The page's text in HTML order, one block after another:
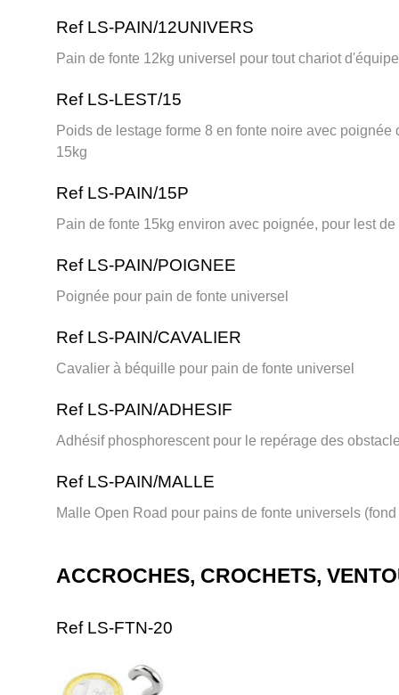
Ref LS-PAIN/12UNIVERS
Pain de fonte 12kg universel pour tout chariot
Ref LS-LEST/15
Poids de lestage forme 8 en fonte noire avec poignée
15kg
Ref LS-PAIN/15P
Pain de fonte 15kg environ avec poignée, pour lest de
Ref LS-PAIN/POIGNEE
Poignée pour pain de fonte universel
Ref LS-PAIN/CAVALIER
Cavalier à béquille pour pain de fonte universel
Ref LS-PAIN/ADHESIF
Adhésif phosphorescent pour le repérage des
Ref LS-PAIN/MALLE
Malle Open Road pour pains de fonte universels
ACCROCHES, CROCHETS,
Ref LS-FTN-20